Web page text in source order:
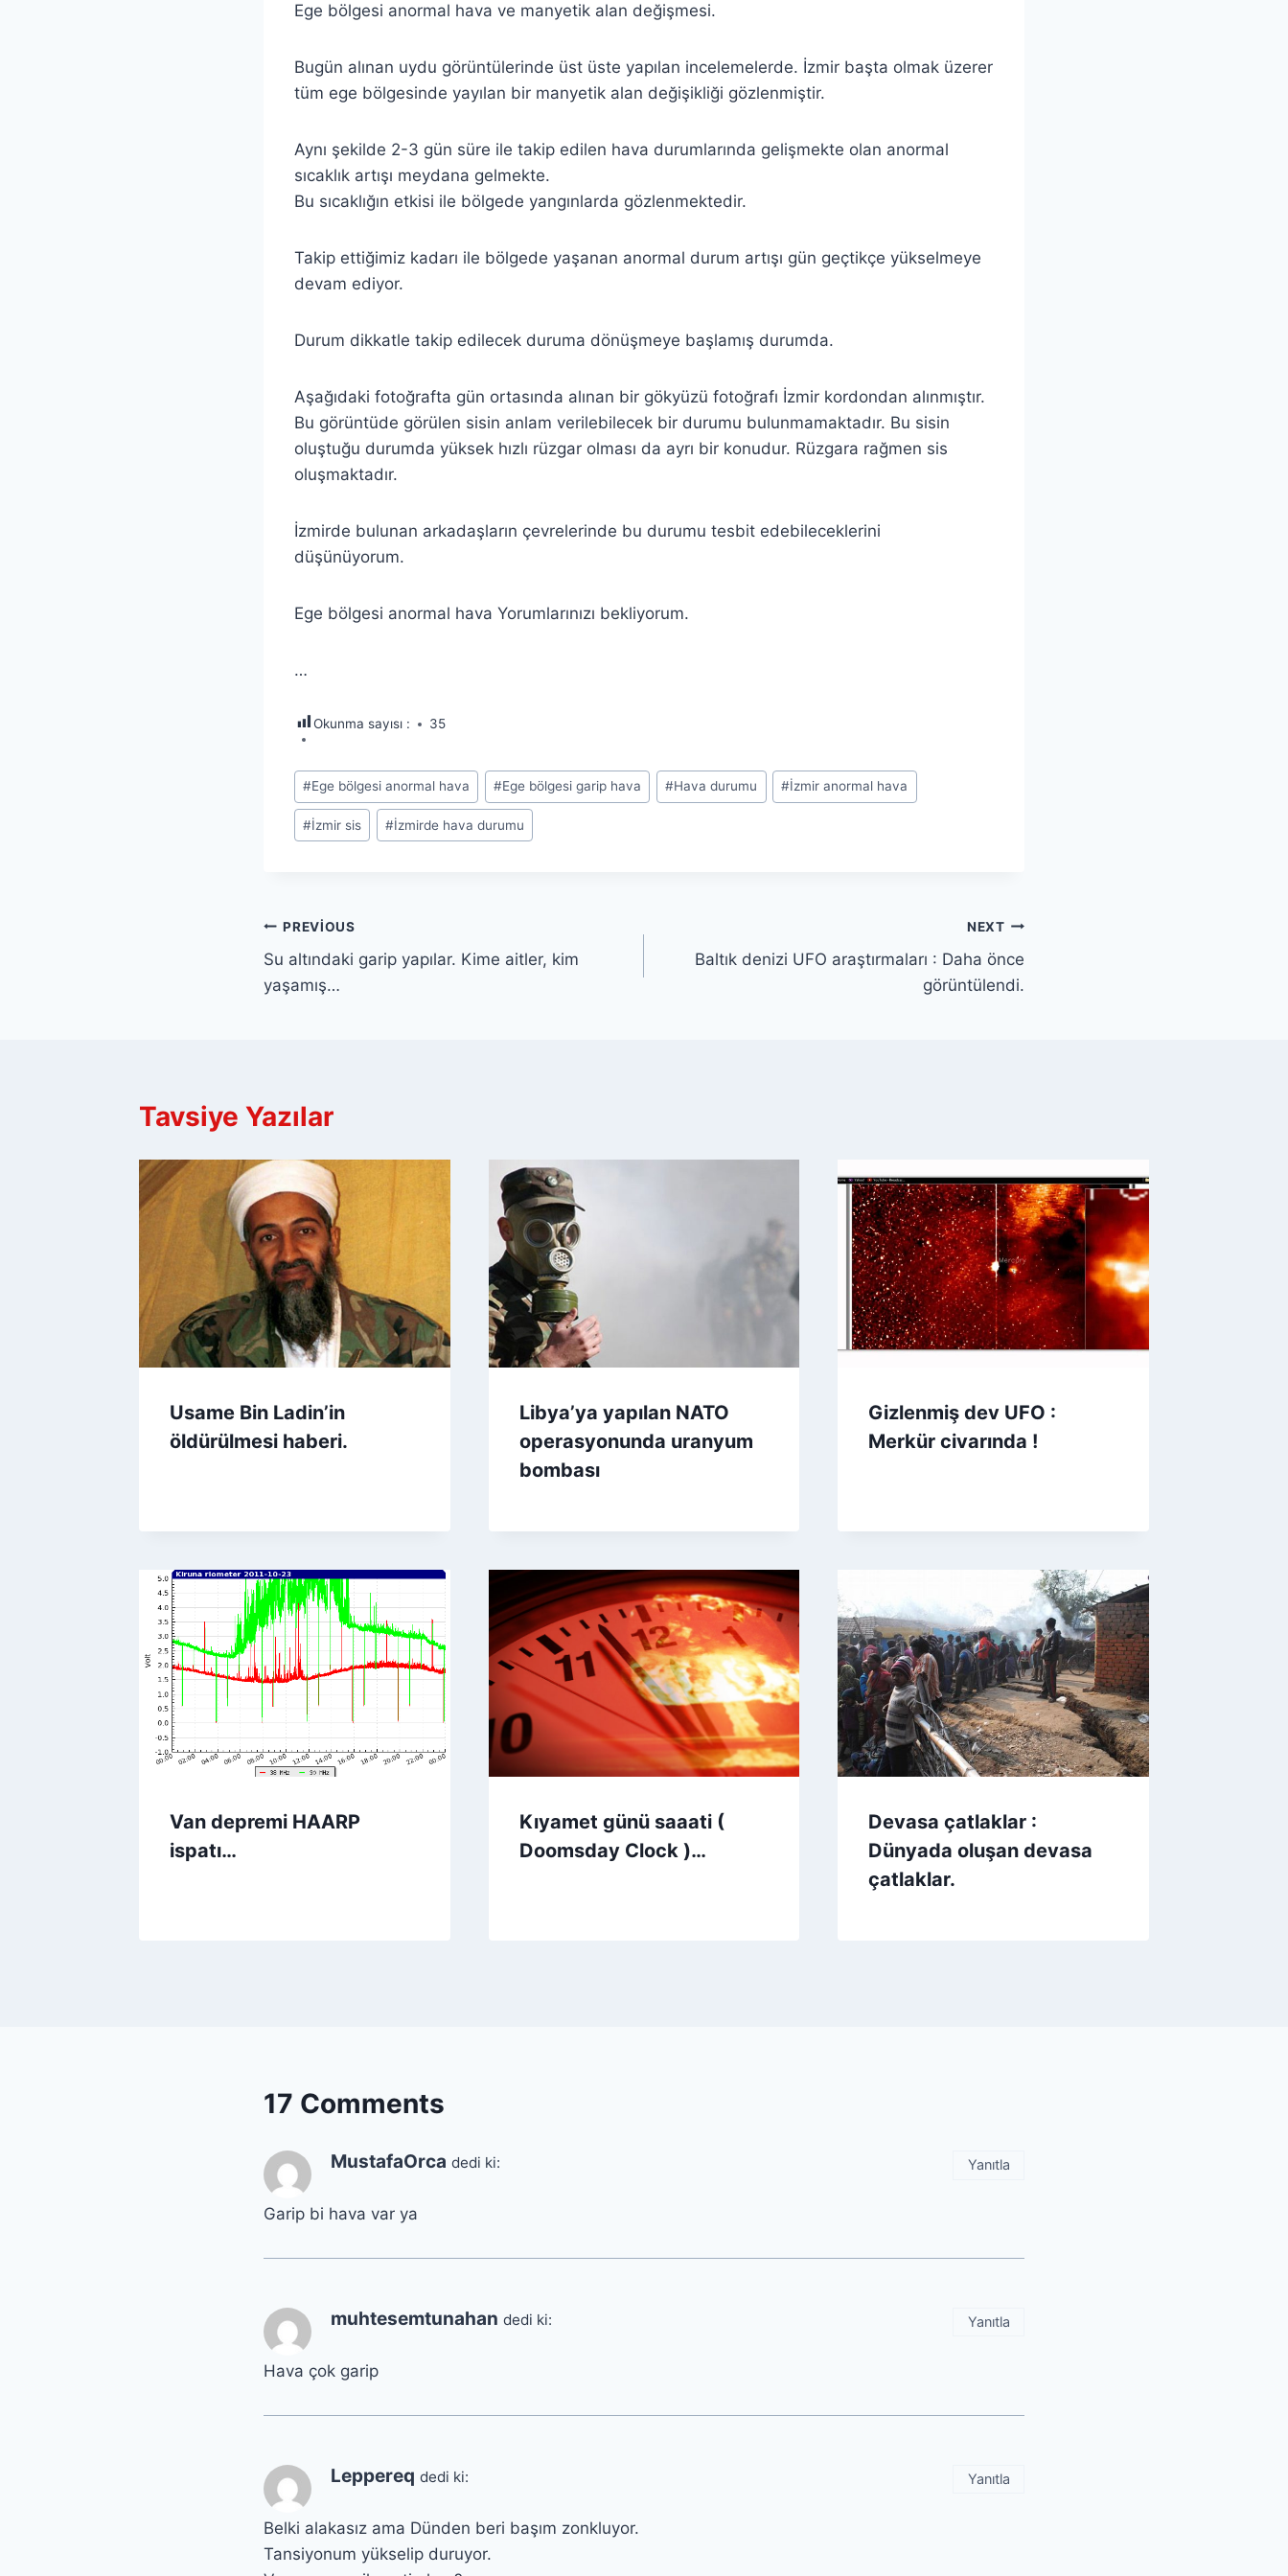
Ege bölgesi anormal hava ve manyetik alan değişmesi.
Bugün alınan uydu görüntülerinde üst üste yapılan incelemelerde. İzmir başta olmak üzerer
tüm ege bölgesinde yayılan bir manyetik alan değişikliği gözlenmiştir.
Aynı şekilde 2-3 gün süre ile takip edilen hava durumlarında gelişmekte olan anormal
sıcaklık artışı meydana gelmekte.
Bu sıcaklığın etkisi ile bölgede yangınlarda gözlenmektedir.
Takip ettiğimiz kadarı ile bölgede yaşanan anormal durum artışı gün geçtikçe yükselmeye
devam ediyor.
Durum dikkatle takip edilecek duruma dönüşmeye başlamış durumda.
Aşağıdaki fotoğrafta gün ortasında alınan bir gökyüzü fotoğrafı İzmir kordondan alınmıştır.
Bu görüntüde görülen sisin anlam verilebilecek bir durumu bulunmamaktadır. Bu sisin
oluştuğu durumda yüksek hızlı rüzgar olması da ayrı bir konudur. Rüzgara rağmen sis
oluşmaktadır.
İzmirde bulunan arkadaşların çevrelerinde bu durumu tesbit edebileceklerini
düşünüyorum.
Ege bölgesi anormal hava Yorumlarınızı bekliyorum.
…
Okunma sayısı : 35
Post
Tags:
#Ege bölgesi anormal hava #Ege bölgesi garip hava #Hava durumu #İzmir anormal hava
#İzmir sis #İzmirde hava durumu
Yazı
gezinmesi
PREVIOUS
Su altındaki garip yapılar. Kime aitler, kim
yaşamış…
NEXT
Baltık denizi UFO araştırmaları : Daha önce
görüntülendi.
Tavsiye Yazılar
Usame Bin Ladin’in
öldürülmesi haberi.
Libya’ya yapılan NATO
operasyonunda uranyum
bombası
Gizlenmiş dev UFO :
Merkür civarında !
Van depremi HAARP
ispatı…
Kıyamet günü saaati (
Doomsday Clock )…
Devasa çatlaklar :
Dünyada oluşan devasa
çatlaklar.
17 Comments
MustafaOrca dedi ki:
Garip bi hava var ya
Yanıtla
muhtesemtunahan dedi ki:
Hava çok garip
Yanıtla
Leppereq dedi ki:
Belki alakasız ama Dünden beri başım zonkluyor.
Tansiyonum yükselip duruyor.
Yanıtla